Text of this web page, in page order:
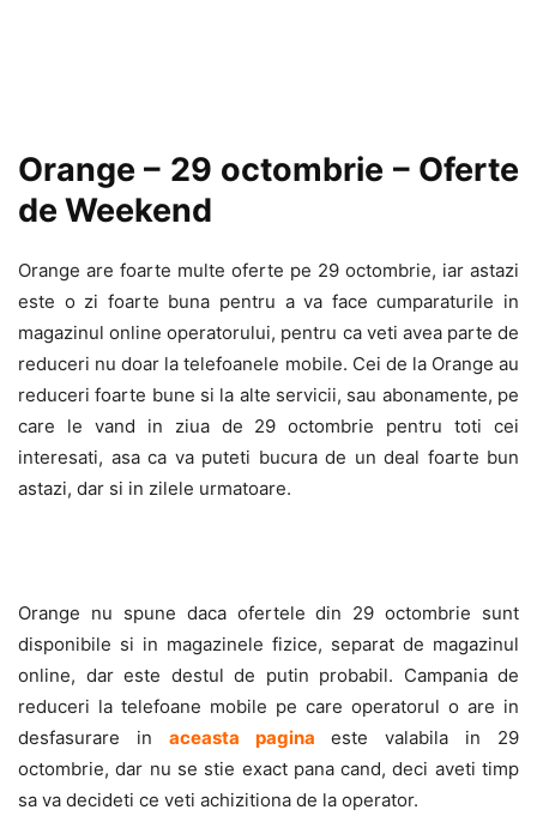
Orange – 29 octombrie – Oferte
de Weekend
Orange are foarte multe oferte pe 29 octombrie, iar astazi
este o zi foarte buna pentru a va face cumparaturile in
magazinul online operatorului, pentru ca veti avea parte de
reduceri nu doar la telefoanele mobile. Cei de la Orange au
reduceri foarte bune si la alte servicii, sau abonamente, pe
care le vand in ziua de 29 octombrie pentru toti cei
interesati, asa ca va puteti bucura de un deal foarte bun
astazi, dar si in zilele urmatoare.
Orange nu spune daca ofertele din 29 octombrie sunt
disponibile si in magazinele fizice, separat de magazinul
online, dar este destul de putin probabil. Campania de
reduceri la telefoane mobile pe care operatorul o are in
desfasurare in aceasta pagina este valabila in 29
octombrie, dar nu se stie exact pana cand, deci aveti timp
sa va decideti ce veti achizitiona de la operator.